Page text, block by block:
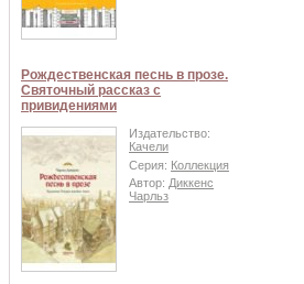
Рождественская песнь в прозе.
Святочный рассказ с
привидениями
Издательство:
Качели
Серия: Коллекция
Автор: Диккенс
Чарльз